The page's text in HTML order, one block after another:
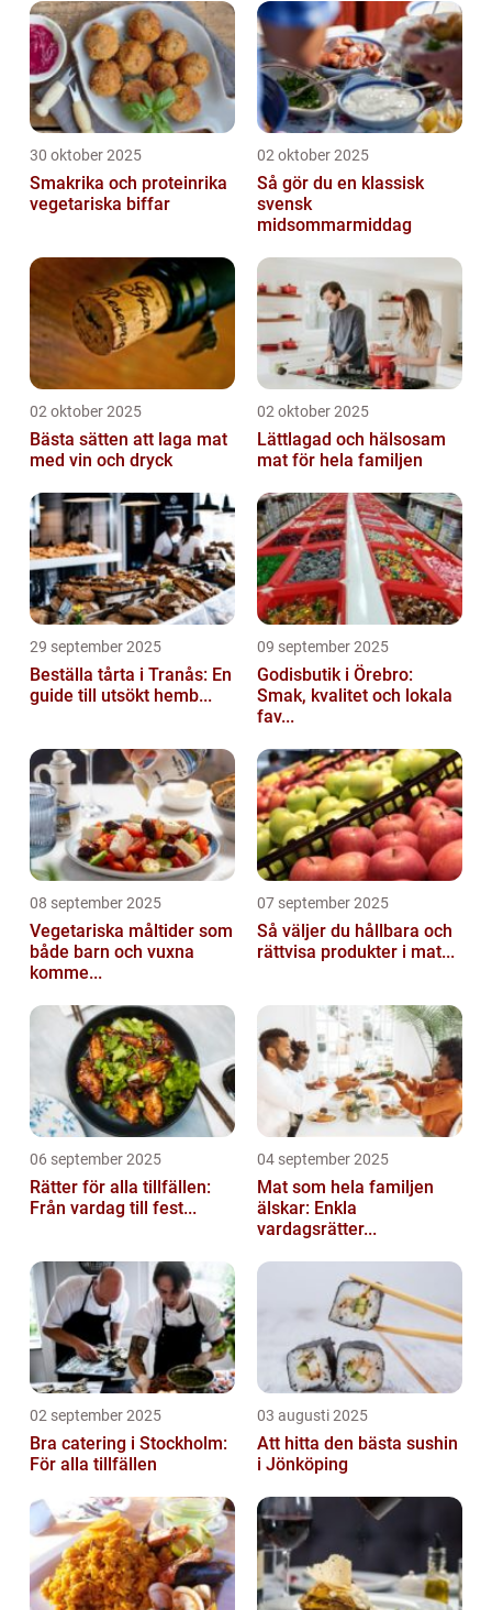
30 oktober 2025
Smakrika och proteinrika
vegetariska biffar
02 oktober 2025
Så gör du en klassisk
svensk
midsommarmiddag
02 oktober 2025
Bästa sätten att laga mat
med vin och dryck
02 oktober 2025
Lättlagad och hälsosam
mat för hela familjen
29 september 2025
Beställa tårta i Tranås: En
guide till utsökt hemb...
09 september 2025
Godisbutik i Örebro:
Smak, kvalitet och lokala
fav...
08 september 2025
Vegetariska måltider som
både barn och vuxna
komme...
07 september 2025
Så väljer du hållbara och
rättvisa produkter i mat...
06 september 2025
Rätter för alla tillfällen:
Från vardag till fest...
04 september 2025
Mat som hela familjen
älskar: Enkla
vardagsrätter...
02 september 2025
Bra catering i Stockholm:
För alla tillfällen
03 augusti 2025
Att hitta den bästa sushin
i Jönköping